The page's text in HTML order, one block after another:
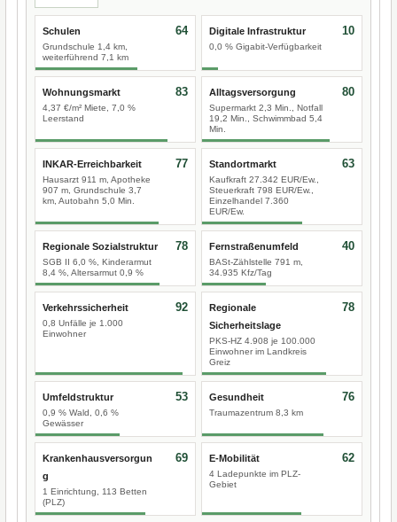
Schulen
Grundschule 1,4 km,
weiterführend 7,1 km
64 Digitale Infrastruktur
0,0 % Gigabit-Verfügbarkeit
10
Wohnungsmarkt
4,37 €/m² Miete, 7,0 %
Leerstand
83 Alltagsversorgung
Supermarkt 2,3 Min., Notfall
19,2 Min., Schwimmbad 5,4
Min.
80
INKAR-Erreichbarkeit
Hausarzt 911 m, Apotheke
907 m, Grundschule 3,7
km, Autobahn 5,0 Min.
77 Standortmarkt
Kaufkraft 27.342 EUR/Ew.,
Steuerkraft 798 EUR/Ew.,
Einzelhandel 7.360
EUR/Ew.
63
Regionale Sozialstruktur
SGB II 6,0 %, Kinderarmut
8,4 %, Altersarmut 0,9 %
78 Fernstraßenumfeld
BASt-Zählstelle 791 m,
34.935 Kfz/Tag
40
Verkehrssicherheit
0,8 Unfälle je 1.000
Einwohner
92
Regionale
Sicherheitslage
PKS-HZ 4.908 je 100.000
Einwohner im Landkreis
Greiz
78
Umfeldstruktur
0,9 % Wald, 0,6 %
Gewässer
53 Gesundheit
Traumazentrum 8,3 km
76
Krankenhausversorgun
g
1 Einrichtung, 113 Betten
(PLZ)
69 E-Mobilität
4 Ladepunkte im PLZ-
Gebiet
62